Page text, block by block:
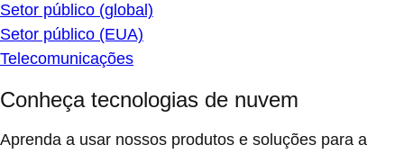
Setor público (global)
Setor público (EUA)
Telecomunicações
Conheça tecnologias de nuvem
Aprenda a usar nossos produtos e soluções para a